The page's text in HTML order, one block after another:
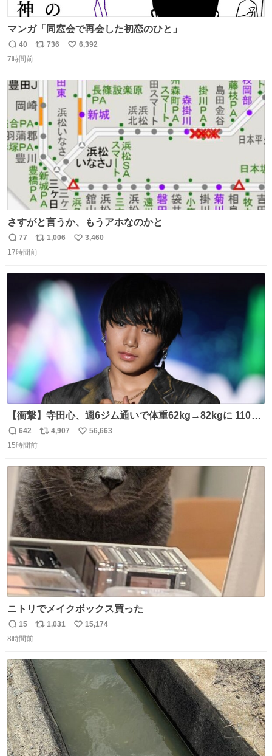
マンガ「同窓会で再会した初恋のひと」
返
信
40
リ
ト
数
736
い
6,392
7時間前
さすがと言うか、もうアホなのかと
返
信
77
リ
ポ
ト
数
1,006
い
3,460
17時間前
【衝撃】寺田心、週6ジム通いで体重62kg→82kgに 110kg
のベンチプレス持ち上げる姿披露
news.livedoor.com/article/detail… 元々自重のみだった
のためおにぎり10個、ゼリー飲料3～4本、パスタと毎日4
千kcalオーバーの食事を摂取し、増量したという。
返
信
642
リ
ト
数
4,907
い
数
56,663
15時間前
ニトリでメイクボックス買った
返
信
15
リ
ト
数
1,031
い
15,174
8時間前